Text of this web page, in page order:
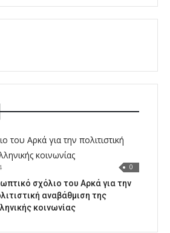
0
σχόλιο του Αρκά για την
αναβάθμιση της
κοινωνίας